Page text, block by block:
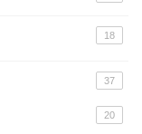
18
37
20